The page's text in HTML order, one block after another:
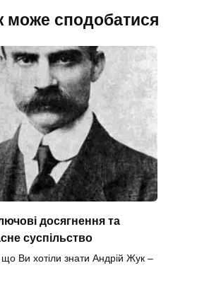
може сподобатися
досягнення та
суспільство
Ви хотіли знати Андрій Жук –